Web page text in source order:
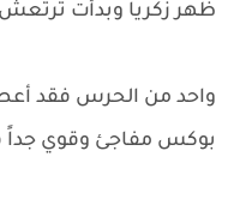
ظهر زكريا وبدأت
واحد من الحرس فقد
بوكس مفاجئ وقوي